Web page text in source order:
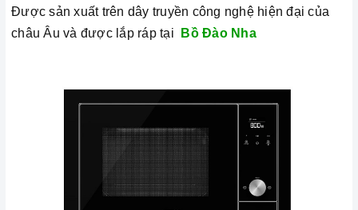
Được sản xuất trên dây truyền công nghệ hiện đại của
châu Âu và được lắp ráp tại
Bồ Đào Nha